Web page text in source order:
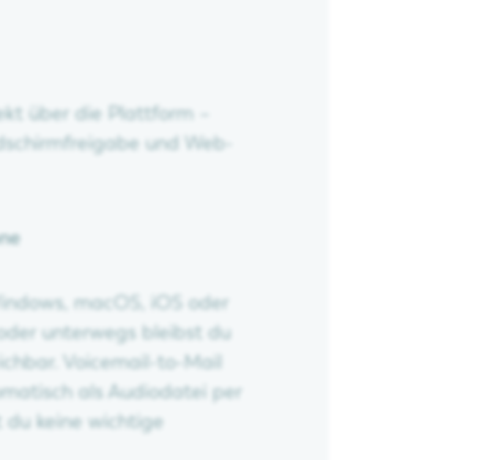
über die Plattform –
und Web-
macOS, iOS oder
unterwegs bleibst du
Voicemail-to-Mail
als Audiodatei per
du keine wichtige